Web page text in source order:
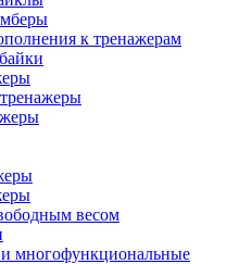
к тренажерам
весом
многофункциональные